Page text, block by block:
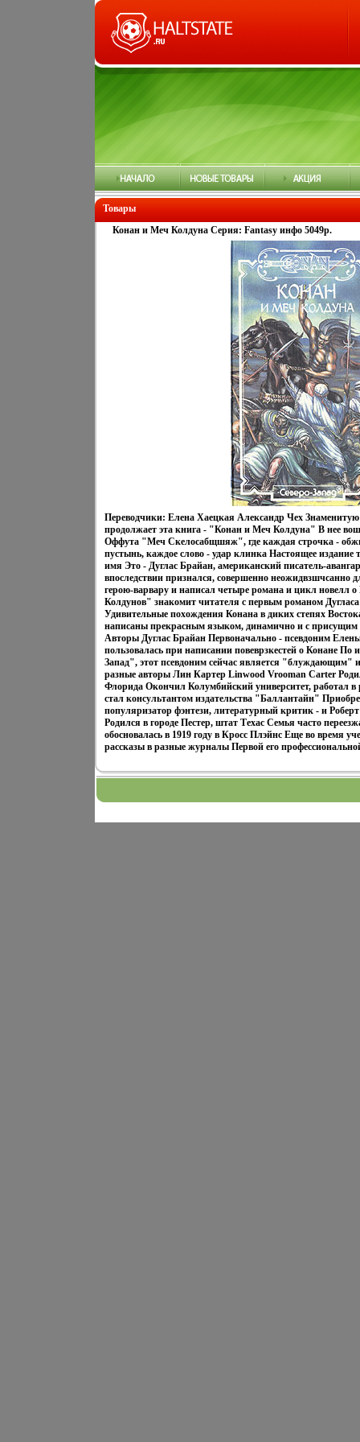
Товары
Конан и Меч Колдуна Серия: Fantasy инфо 5049p.
Переводчики: Елена Хаецкая Александр Чех
продолжает эта книга - "Конан и Меч Колдуна" В нее
Оффута "Меч Скелосабщшяж", где каждая строчка -
пустынь, каждое слово - удар клинка Настоящее издание
имя Это - Дуглас Брайан, американский писатель-
впоследствии признался, совершенно неожидвзшчсанно
герою-варвару и написал четыре романа и цикл новелл
Колдунов" знакомит читателя с первым романом
Удивительные похождения Конана в диких степях
написаны прекрасным языком, динамично и с
Авторы Дуглас Брайан Первоначально - псевдоним
пользовалась при написании повеврзкестей о Конане
Запад", этот псевдоним сейчас является "блуждающим"
разные авторы Лин Картер Linwood Vrooman Carter
Флорида Окончил Колумбийский университет, работал в
стал консультантом издательства "Баллантайн"
популяризатор фэнтези, литературный критик - и
Родился в городе Пестер, штат Техас Семья часто
обосновалась в 1919 году в Кросс Плэйнс Еще во время
рассказы в разные журналы Первой его